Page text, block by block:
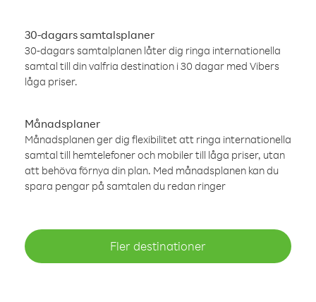
30-dagars samtalsplaner
30-dagars samtalplanen låter dig ringa internationella
samtal till din valfria destination i 30 dagar med Vibers
låga priser.
Månadsplaner
Månadsplanen ger dig flexibilitet att ringa internationella
samtal till hemtelefoner och mobiler till låga priser, utan
att behöva förnya din plan. Med månadsplanen kan du
spara pengar på samtalen du redan ringer
Fler destinationer